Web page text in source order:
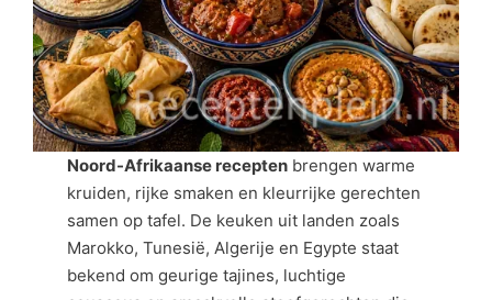
Noord-Afrikaanse recepten brengen warme
kruiden, rijke smaken en kleurrijke gerechten
samen op tafel. De keuken uit landen zoals
Marokko, Tunesië, Algerije en Egypte staat
bekend om geurige tajines, luchtige